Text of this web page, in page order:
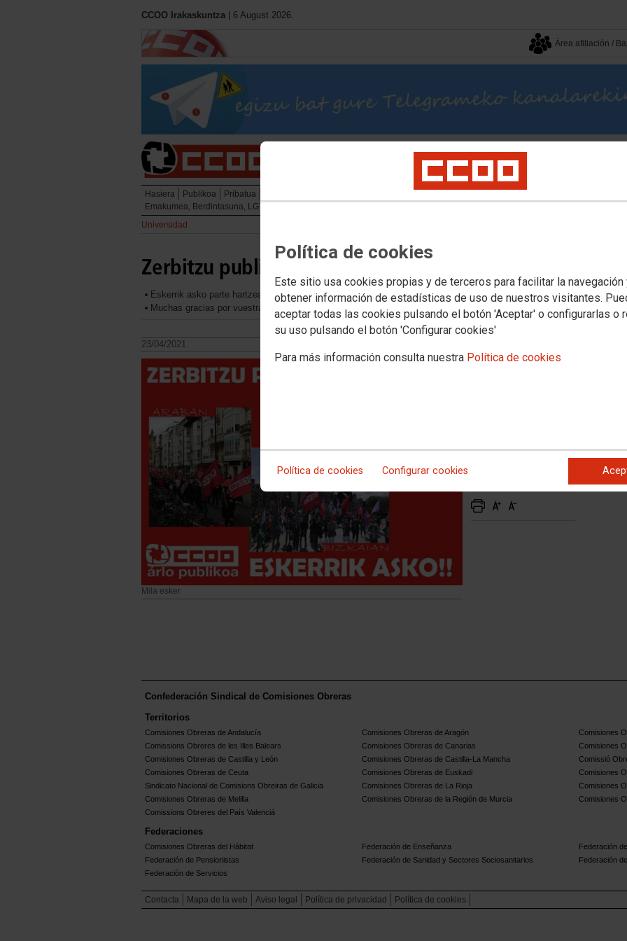
Política de cookies
Este sitio usa cookies propias y de terceros para facilitar la navegación
obtener información de estadísticas de uso de nuestros visitantes.
aceptar todas las cookies pulsando el botón 'Aceptar' o configurarlas o
su uso pulsando el botón 'Configurar cookies'
Para más información consulta nuestra Política de cookies
Política de cookies Configurar cookies
CCOO Irakaskuntza | 6 August 2026.
Área afiliación /
Hemen Gaude
Zure sindikatua
Hasiera Publikoa Pribatua
Emakumea, Berdintasuna, LGTBIQ
Universidad
Zerbitzu publikoen alde! Mila esker!
Eskerrik asko parte hartzeagatik
Muchas gracias por vuestra participación
23/04/2021.
Mila esker
Confederación Sindical de Comisiones Obreras
Territorios
Comisiones Obreras de Andalucía Comisiones Obreras de Aragón
Comisiones
Comissions Obreres de les Illes Balears
Comisiones Obreras de Canarias
Comisiones
Comisiones Obreras de Castilla y León
Comisiones Obreras de Castilla-La Mancha
Comissió
Comisiones Obreras de Ceuta
Comisiones Obreras de Euskadi
Comisiones
Sindicato Nacional de Comisions Obreiras de Galicia
Comisiones Obreras de La Rioja
Comisiones
Comisiones Obreras de Melilla
Comisiones Obreras de la Región de Murcia
Comisiones
Comissions Obreres del Paìs Valenciá
Federaciones
Comisiones Obreras del Hábitat Federación de Enseñanza
Federación
Federación de Pensionistas
Federación de Sanidad y Sectores Sociosanitarios
Federación
Federación de Servicios
Contacta Mapa de la web Aviso legal Política de privacidad Política de cookies